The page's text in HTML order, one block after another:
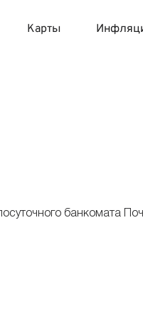
Карты
с моментальным
банкомата